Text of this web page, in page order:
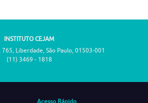
INSTITUTO CEJAM
Liberdade, São Paulo, 01503-001
(11) 3469 - 1818
Acesso Rápido